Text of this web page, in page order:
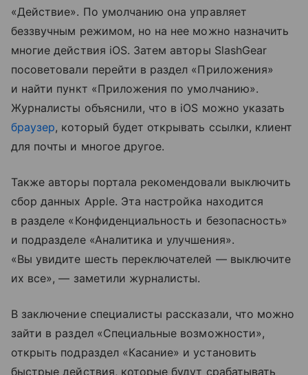
«Действие». По умолчанию она управляет
беззвучным режимом, но на нее можно назначить
многие действия iOS. Затем авторы SlashGear
посоветовали перейти в раздел «Приложения»
и найти пункт «Приложения по умолчанию».
Журналисты объяснили, что в iOS можно указать
браузер, который будет открывать ссылки, клиент
для почты и многое другое.
Также авторы портала рекомендовали выключить
сбор данных Apple. Эта настройка находится
в разделе «Конфиденциальность и безопасность»
и подразделе «Аналитика и улучшения».
«Вы увидите шесть переключателей — выключите
их все», — заметили журналисты.
В заключение специалисты рассказали, что можно
зайти в раздел «Специальные возможности»,
открыть подраздел «Касание» и установить
быстрые действия, которые будут срабатывать